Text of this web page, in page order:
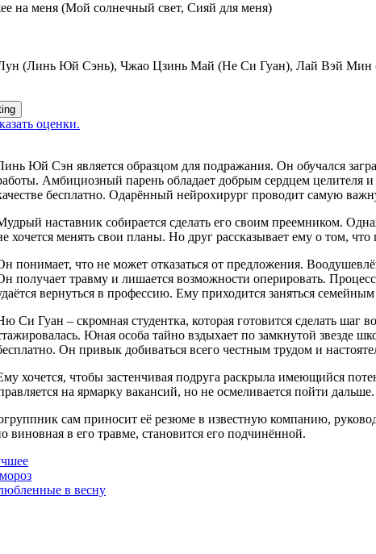
на меня (Мой солнечный свет, Сияй для меня)
(Линь Юй Сэнь), Чжао Цзинь Май (Не Си Гуан), Лай Вэй
оценки.
Юй Сэн является образцом для подражания. Он обучался
Амбициозный парень обладает добрым сердцем целителя
бесплатно. Одарённый нейрохирург проводит самую
наставник собирается сделать его своим преемником.
хочется менять свои планы. Но друг рассказывает ему о том,
понимает, что не может отказаться от предложения.
получает травму и лишается возможности оперировать.
вернуться в профессию. Ему приходится заняться
Си Гуан – скромная студентка, которая готовится сделать шаг
Юная особа тайно вздыхает по замкнутой звезде
Он привык добиваться всего честным трудом и
хочется, чтобы застенчивая подруга раскрыла имеющийся
на ярмарку вакансий, но не осмеливается пойти дальше.
сам приносит её резюме в известную компанию,
виновная в его травме, становится его подчинённой.
в весну